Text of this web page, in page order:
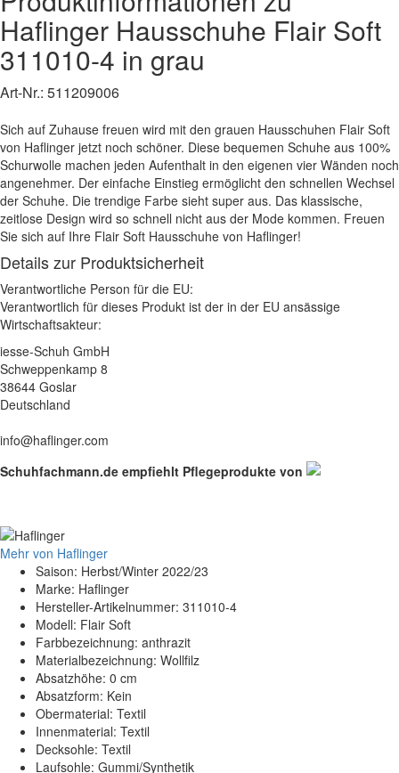
Haflinger Hausschuhe Flair Soft
311010-4 in grau
Art-Nr.: 511209006
Sich auf Zuhause freuen wird mit den grauen Hausschuhen Flair Soft
von Haflinger jetzt noch schöner. Diese bequemen Schuhe aus 100%
Schurwolle machen jeden Aufenthalt in den eigenen vier Wänden noch
angenehmer. Der einfache Einstieg ermöglicht den schnellen Wechsel
der Schuhe. Die trendige Farbe sieht super aus. Das klassische,
zeitlose Design wird so schnell nicht aus der Mode kommen. Freuen
Sie sich auf Ihre Flair Soft Hausschuhe von Haflinger!
Details zur Produktsicherheit
Verantwortliche Person für die EU:
Verantwortlich für dieses Produkt ist der in der EU ansässige
Wirtschaftsakteur:
iesse-Schuh GmbH
Schweppenkamp 8
38644 Goslar
Deutschland
info@haflinger.com
Schuhfachmann.de empfiehlt Pflegeprodukte von
Mehr von Haflinger
Saison: Herbst/Winter 2022/23
Marke: Haflinger
Hersteller-Artikelnummer: 311010-4
Modell: Flair Soft
Farbbezeichnung: anthrazit
Materialbezeichnung: Wollfilz
Absatzhöhe: 0 cm
Absatzform: Kein
Obermaterial: Textil
Innenmaterial: Textil
Decksohle: Textil
Laufsohle: Gummi/Synthetik